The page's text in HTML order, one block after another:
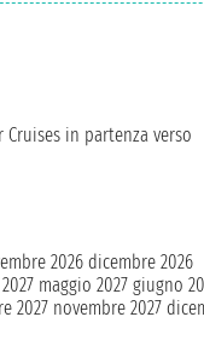
in partenza verso
2026 dicembre 2026
maggio 2027 giugno
2027 novembre 2027